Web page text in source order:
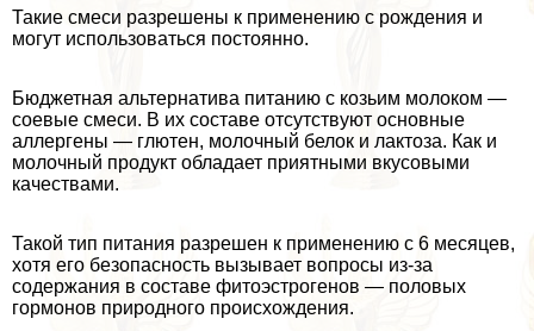
Такие смеси разрешены к применению с рождения и
могут использоваться постоянно.
Бюджетная альтернатива питанию с козьим молоком —
соевые смеси. В их составе отсутствуют основные
аллергены — глютен, молочный белок и лактоза. Как и
молочный продукт обладает приятными вкусовыми
качествами.
Такой тип питания разрешен к применению с 6 месяцев,
хотя его безопасность вызывает вопросы из-за
содержания в составе фитоэстрогенов — пoлoвых
гормонов природного происхождения.